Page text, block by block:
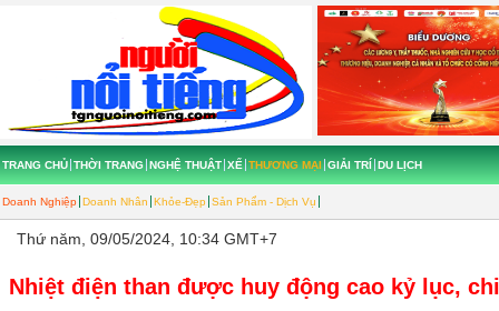
TRANG CHỦ THỜI TRANG NGHỆ THUẬT XẾ THƯƠNG MẠI
Doanh Nghiệp Doanh Nhân Khỏe-Đẹp Sản Phẩm - Dịch Vụ
GIẢI TRÍ DU LỊCH
Thứ năm, 09/05/2024, 10:34 GMT+7
Nhiệt điện than được huy động cao kỷ lục,